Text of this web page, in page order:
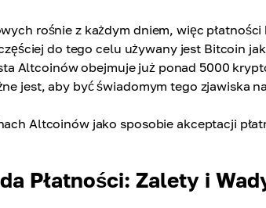
rośnie z każdym dniem, więc
do tego celu używany jest Bitcoin
Altcoinów obejmuje już ponad 5000
jest, aby być świadomym tego zjawiska
Altcoinów jako sposobie akceptacji
Płatności: Zalety i